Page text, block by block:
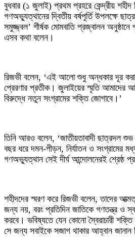
বুধবার (১ জুলাই) প্রথম প্রহরে কেন্দ্রীয়
গণঅভ্যুত্থানের দ্বিতীয় বর্ষপূর্তি উপলক্ষে
সমুজ্জ্বল’ শীর্ষক মোমবাতি প্রজ্বালন
এসব কথা বলেন।
রিজভী বলেন, ‘এই আলো শুধু অন্ধকার দূর
প্রেরণার প্রতীক। জুলাইয়ের স্মৃতি আমাদের
বিরুদ্ধে নতুন সংগ্রামের শক্তি জোগাবে।’
তিনি আরও বলেন, ‘জাতীয়তাবাদী ছাত্রদল শুভ
বছর ধরে দমন-পীড়ন, নির্যাতন ও সংগ্রামের
গণঅভ্যুত্থান সেই দীর্ঘ আন্দোলনেরই শ্রেষ্ঠ
শহীদদের স্মরণ করে রিজভী বলেন, তাদের
জন্য নয়, বরং প্রতিদিন জাতিকে গণতন্ত্র ও
করবে। ভবিষ্যতে যেন কোনো স্বৈরাচারী শক্তি
সে জন্য সবাইকে সজাগ থাকার আহ্বান জানান